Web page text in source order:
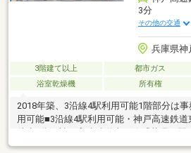
3分
その他の交通
兵庫県神
3階建て以上 都市ガス
浴室乾燥機
所有権
2018年築、3沿線4駅利用可能1階部分は
用可能■3沿線4駅利用可能・神戸高速鉄
線『神戸』駅 徒歩9分・神戸市営地下鉄